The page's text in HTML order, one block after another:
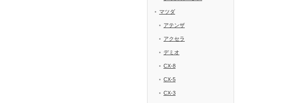
マツダ
アテンザ
アクセラ
デミオ
CX-8
CX-5
CX-3